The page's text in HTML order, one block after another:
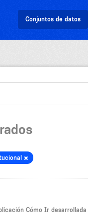
Conjuntos de datos
Cómo Ir